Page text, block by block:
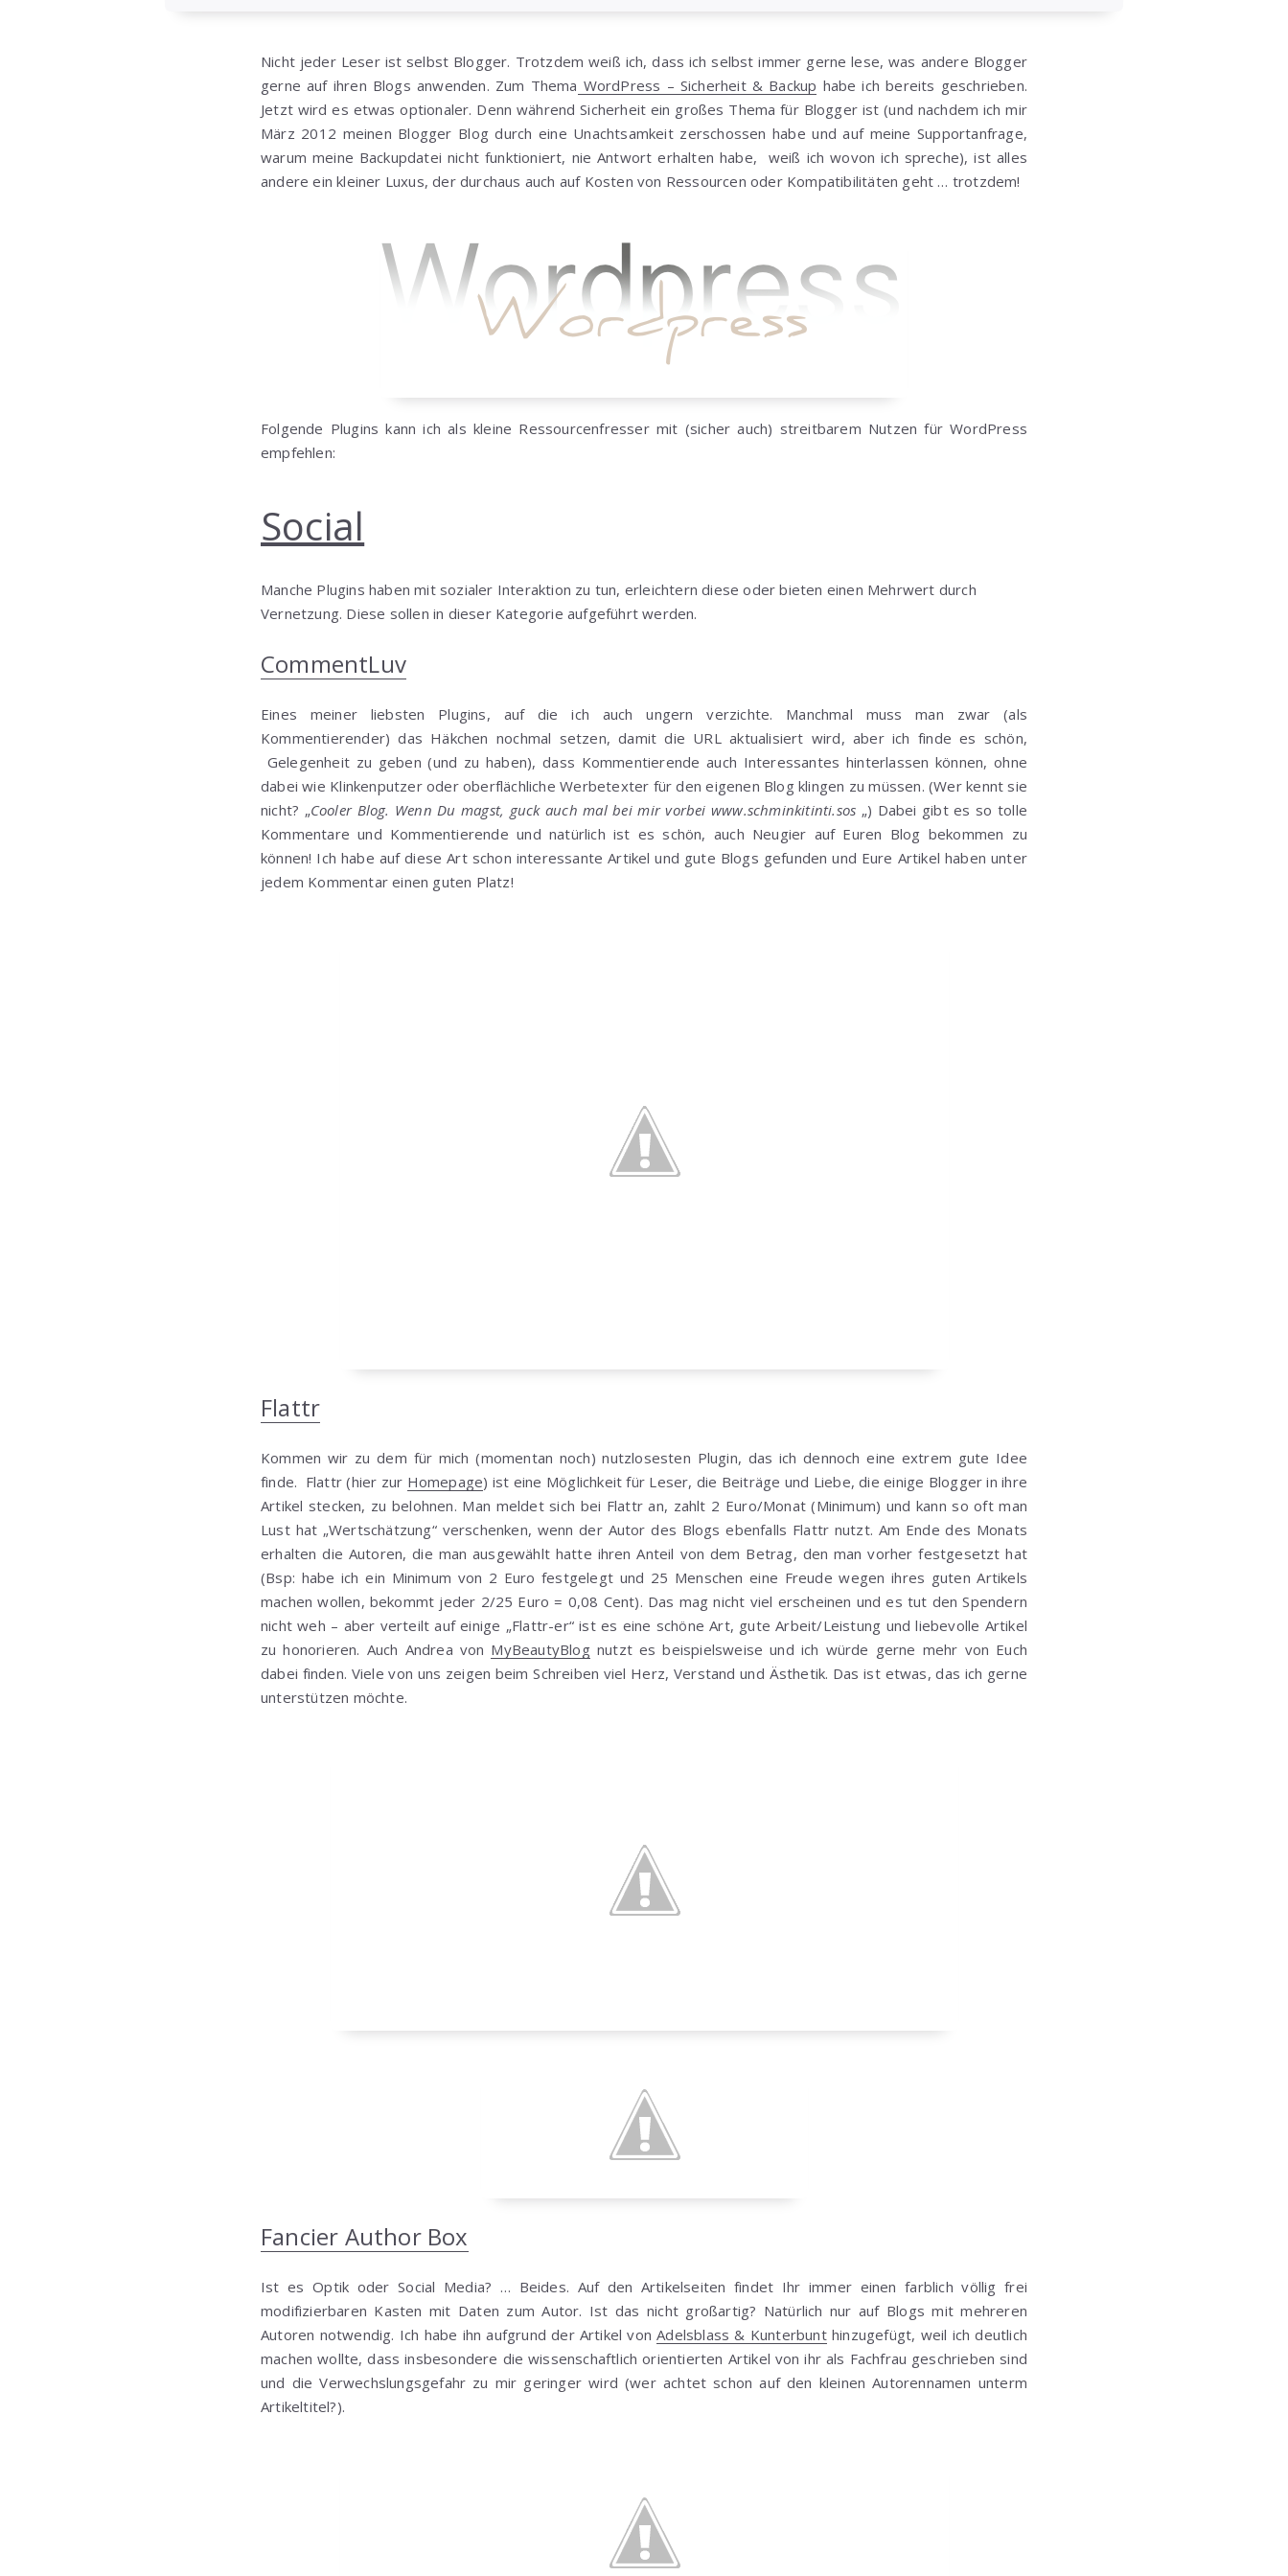
Nicht jeder Leser ist selbst Blogger. Trotzdem weiß ich, dass ich selbst immer gerne lese, was andere Blogger
gerne auf ihren Blogs anwenden. Zum Thema WordPress – Sicherheit & Backup habe ich bereits geschrieben.
Jetzt wird es etwas optionaler. Denn während Sicherheit ein großes Thema für Blogger ist (und nachdem ich mir
März 2012 meinen Blogger Blog durch eine Unachtsamkeit zerschossen habe und auf meine Supportanfrage,
warum meine Backupdatei nicht funktioniert, nie Antwort erhalten habe, weiß ich wovon ich spreche), ist alles
andere ein kleiner Luxus, der durchaus auch auf Kosten von Ressourcen oder Kompatibilitäten geht … trotzdem!
Folgende Plugins kann ich als kleine Ressourcenfresser mit (sicher auch) streitbarem Nutzen für WordPress
empfehlen:
Social
Manche Plugins haben mit sozialer Interaktion zu tun, erleichtern diese oder bieten einen Mehrwert durch
Vernetzung. Diese sollen in dieser Kategorie aufgeführt werden.
CommentLuv
Eines meiner liebsten Plugins, auf die ich auch ungern verzichte. Manchmal muss man zwar (als
Kommentierender) das Häkchen nochmal setzen, damit die URL aktualisiert wird, aber ich finde es schön,
Gelegenheit zu geben (und zu haben), dass Kommentierende auch Interessantes hinterlassen können, ohne
dabei wie Klinkenputzer oder oberflächliche Werbetexter für den eigenen Blog klingen zu müssen. (Wer kennt sie
nicht? „Cooler Blog. Wenn Du magst, guck auch mal bei mir vorbei www.schminkitinti.sos „) Dabei gibt es so tolle
Kommentare und Kommentierende und natürlich ist es schön, auch Neugier auf Euren Blog bekommen zu
können! Ich habe auf diese Art schon interessante Artikel und gute Blogs gefunden und Eure Artikel haben unter
jedem Kommentar einen guten Platz!
Flattr
Kommen wir zu dem für mich (momentan noch) nutzlosesten Plugin, das ich dennoch eine extrem gute Idee
finde. Flattr (hier zur Homepage) ist eine Möglichkeit für Leser, die Beiträge und Liebe, die einige Blogger in ihre
Artikel stecken, zu belohnen. Man meldet sich bei Flattr an, zahlt 2 Euro/Monat (Minimum) und kann so oft man
Lust hat „Wertschätzung“ verschenken, wenn der Autor des Blogs ebenfalls Flattr nutzt. Am Ende des Monats
erhalten die Autoren, die man ausgewählt hatte ihren Anteil von dem Betrag, den man vorher festgesetzt hat
(Bsp: habe ich ein Minimum von 2 Euro festgelegt und 25 Menschen eine Freude wegen ihres guten Artikels
machen wollen, bekommt jeder 2/25 Euro = 0,08 Cent). Das mag nicht viel erscheinen und es tut den Spendern
nicht weh – aber verteilt auf einige „Flattr-er“ ist es eine schöne Art, gute Arbeit/Leistung und liebevolle Artikel
zu honorieren. Auch Andrea von MyBeautyBlognutzt es beispielsweise und ich würde gerne mehr von Euch
dabei finden. Viele von uns zeigen beim Schreiben viel Herz, Verstand und Ästhetik. Das ist etwas, das ich gerne
unterstützen möchte.
Fancier Author Box
Ist es Optik oder Social Media? … Beides. Auf den Artikelseiten findet Ihr immer einen farblich völlig frei
modifizierbaren Kasten mit Daten zum Autor. Ist das nicht großartig? Natürlich nur auf Blogs mit mehreren
Autoren notwendig. Ich habe ihn aufgrund der Artikel vonAdelsblass & Kunterbunthinzugefügt, weil ich deutlich
machen wollte, dass insbesondere die wissenschaftlich orientierten Artikel von ihr als Fachfrau geschrieben sind
und die Verwechslungsgefahr zu mir geringer wird (wer achtet schon auf den kleinen Autorennamen unterm
Artikeltitel?).